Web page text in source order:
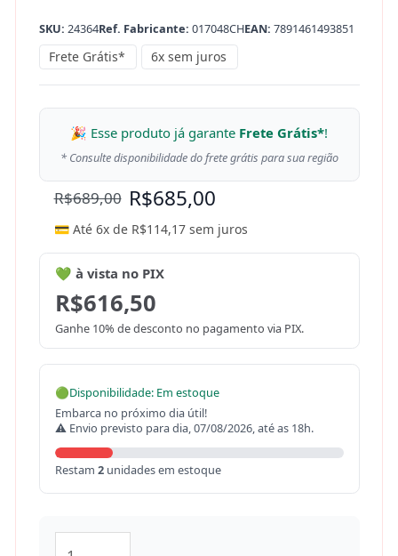
SKU: 24364Ref. Fabricante: 017048CHEAN: 7891461493851
Frete Grátis* 6x sem juros
🎉 Esse produto já garante Frete Grátis*!
* Consulte disponibilidade do frete grátis para sua região
R$689,00 R$685,00
💳 Até 6x de R$114,17sem juros
💚 à vista no PIX
R$616,50
Ganhe 10% de desconto no pagamento via PIX.
🟢Disponibilidade: Em estoque
Embarca no próximo dia útil!
⚠ Envio previsto para dia, 07/08/2026, até as 18h.
Restam 2unidades em estoque